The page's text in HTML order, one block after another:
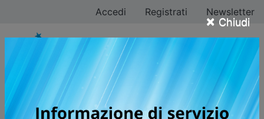
× Chiudi
Accedi Registrati Newsletter
MARRIAGETOXIN